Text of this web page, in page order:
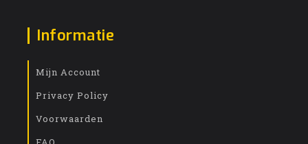
Informatie
Mijn Account
Privacy Policy
Voorwaarden